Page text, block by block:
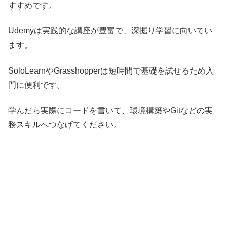
すすめです。
Udemyは実践的な講座が豊富で、深掘り学習に向いてい
ます。
SoloLearnやGrasshopperは短時間で基礎を試せるため入
門に便利です。
学んだら実際にコードを書いて、環境構築やGitなどの実
務スキルへつなげてください。